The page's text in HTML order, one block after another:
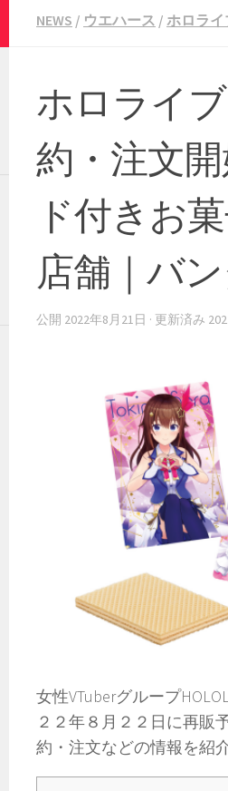
NEWS / ウエハース / ホロライ
ホロライ
約・注文
ド付きお
店舗｜バ
公開 2022年8月21日 · 更新済み
女性VTuberグループ
２２年８月２２日に再販
約・注文などの情報を紹